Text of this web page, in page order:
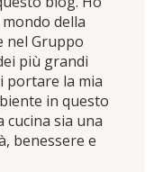
della
nel Gruppo
più grandi
portare la mia
in questo
cucina sia una
benessere e